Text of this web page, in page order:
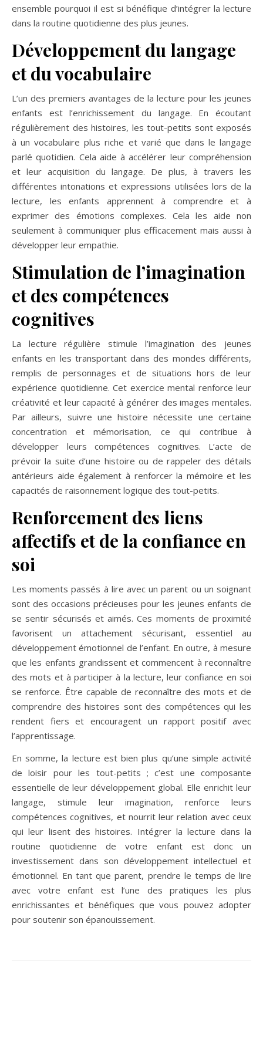
ensemble pourquoi il est si bénéfique d’intégrer la lecture
dans la routine quotidienne des plus jeunes.
Développement du langage
et du vocabulaire
L’un des premiers avantages de la lecture pour les jeunes
enfants est l’enrichissement du langage. En écoutant
régulièrement des histoires, les tout-petits sont exposés
à un vocabulaire plus riche et varié que dans le langage
parlé quotidien. Cela aide à accélérer leur compréhension
et leur acquisition du langage. De plus, à travers les
différentes intonations et expressions utilisées lors de la
lecture, les enfants apprennent à comprendre et à
exprimer des émotions complexes. Cela les aide non
seulement à communiquer plus efficacement mais aussi à
développer leur empathie.
Stimulation de l’imagination
et des compétences
cognitives
La lecture régulière stimule l’imagination des jeunes
enfants en les transportant dans des mondes différents,
remplis de personnages et de situations hors de leur
expérience quotidienne. Cet exercice mental renforce leur
créativité et leur capacité à générer des images mentales.
Par ailleurs, suivre une histoire nécessite une certaine
concentration et mémorisation, ce qui contribue à
développer leurs compétences cognitives. L’acte de
prévoir la suite d’une histoire ou de rappeler des détails
antérieurs aide également à renforcer la mémoire et les
capacités de raisonnement logique des tout-petits.
Renforcement des liens
affectifs et de la confiance en
soi
Les moments passés à lire avec un parent ou un soignant
sont des occasions précieuses pour les jeunes enfants de
se sentir sécurisés et aimés. Ces moments de proximité
favorisent un attachement sécurisant, essentiel au
développement émotionnel de l’enfant. En outre, à mesure
que les enfants grandissent et commencent à reconnaître
des mots et à participer à la lecture, leur confiance en soi
se renforce. Être capable de reconnaître des mots et de
comprendre des histoires sont des compétences qui les
rendent fiers et encouragent un rapport positif avec
l’apprentissage.
En somme, la lecture est bien plus qu’une simple activité
de loisir pour les tout-petits ; c’est une composante
essentielle de leur développement global. Elle enrichit leur
langage, stimule leur imagination, renforce leurs
compétences cognitives, et nourrit leur relation avec ceux
qui leur lisent des histoires. Intégrer la lecture dans la
routine quotidienne de votre enfant est donc un
investissement dans son développement intellectuel et
émotionnel. En tant que parent, prendre le temps de lire
avec votre enfant est l’une des pratiques les plus
enrichissantes et bénéfiques que vous pouvez adopter
pour soutenir son épanouissement.